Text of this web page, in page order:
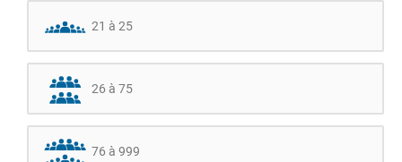
21 à 25
26 à 75
76 à 999